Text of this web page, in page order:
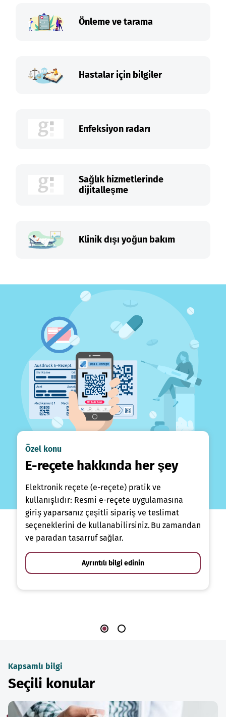
Önleme ve tarama
Hastalar için bilgiler
Enfeksiyon radarı
Sağlık hizmetlerinde
dijitalleşme
Klinik dışı yoğun bakım
Özel konu
E-reçete hakkında her şey
Elektronik reçete (e-reçete) pratik ve
kullanışlıdır: Resmi e-reçete uygulamasına
giriş yaparsanız çeşitli sipariş ve teslimat
seçeneklerini de kullanabilirsiniz. Bu zamandan
ve paradan tasarruf sağlar.
Ayrıntılı bilgi edinin
Kapsamlı bilgi
Seçili konular